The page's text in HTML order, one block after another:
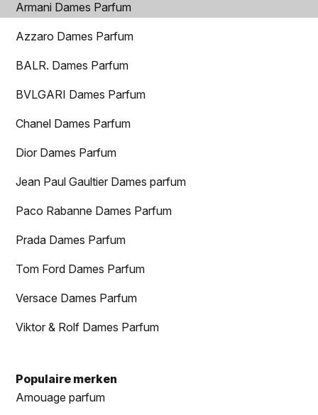
Armani Dames Parfum
Azzaro Dames Parfum
BALR. Dames Parfum
BVLGARI Dames Parfum
Chanel Dames Parfum
Dior Dames Parfum
Jean Paul Gaultier Dames parfum
Paco Rabanne Dames Parfum
Prada Dames Parfum
Tom Ford Dames Parfum
Versace Dames Parfum
Viktor & Rolf Dames Parfum
Populaire merken
Amouage parfum